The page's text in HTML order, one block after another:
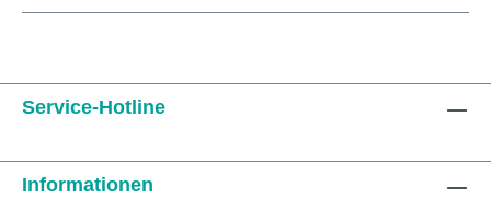
Service-Hotline
Informationen